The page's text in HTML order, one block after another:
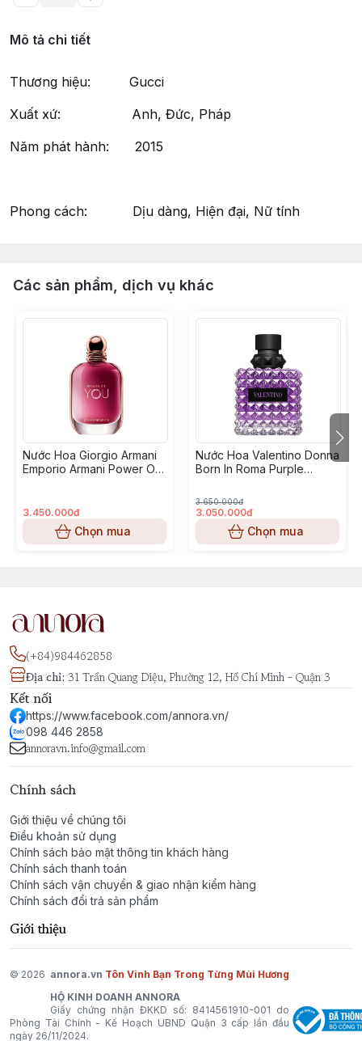
Mô tả chi tiết
Thương hiệu: Gucci
Xuất xứ: Anh, Đức, Pháp
Năm phát hành: 2015
Phong cách: Dịu dàng, Hiện đại, Nữ tính
Các sản phẩm, dịch vụ khác
Nước Hoa Giorgio Armani
Emporio Armani Power Of
3.450.000đ
Chọn mua
Nước Hoa Valentino Donna
Born In Roma Purple
3.650.000đ
3.050.000đ
Chọn mua
(+84)984462858
Địa chỉ: 31 Trần Quang Diệu, Phường 12, Hồ Chí Minh - Quận 3
Kết nối
https://www.facebook.com/annora.vn/
098 446 2858
annoravn.info@gmail.com
Chính sách
Giới thiệu về chúng tôi
Điều khoản sử dụng
Chính sách bảo mật thông tin khách hàng
Chính sách thanh toán
Chính sách vận chuyển & giao nhận kiểm hàng
Chính sách đổi trả sản phẩm
Giới thiệu
© 2026 annora.vn Tôn Vinh Bạn Trong Từng Mùi Hương
HỘ KINH DOANH ANNORA
Giấy chứng nhận ĐKKD số: 8414561910-001 do
Phòng Tài Chính - Kế Hoạch UBND Quận 3 cấp lần đầu
ngày 26/11/2024.